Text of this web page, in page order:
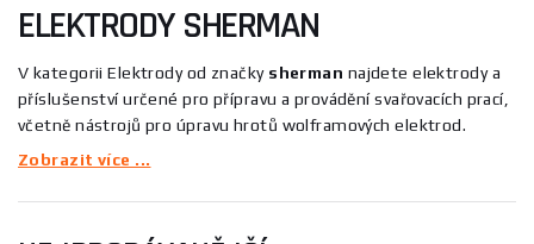
ELEKTRODY SHERMAN
V kategorii Elektrody od značky sherman najdete elektrody a
příslušenství určené pro přípravu a provádění svařovacích prací,
včetně nástrojů pro úpravu hrotů wolframových elektrod.
Sortiment je vhodný pro manuální sváření, přípravu elektrod a
wolframových elektrod GRR-750, a pokrývá potřeby pro
Zobrazit více ...